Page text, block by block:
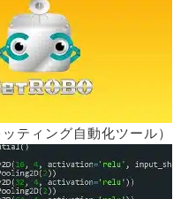
ッティング自動化ツール）